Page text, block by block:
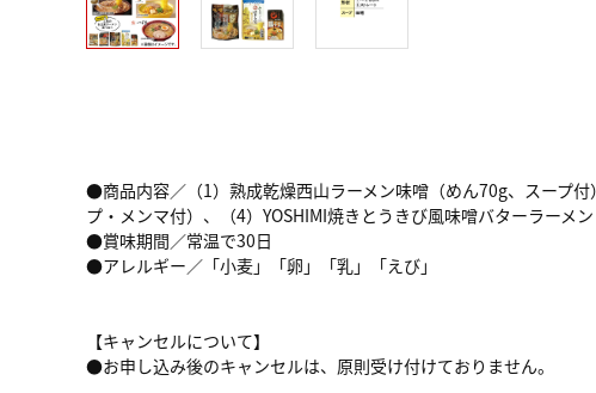
●商品内容／（1）熟成乾燥西山ラーメン味噌（めん70g、スープ
プ・メンマ付）、（4）YOSHIMI焼きとうきび風味噌バターラー
●賞味期間／常温で30日
●アレルギー／「小麦」「卵」「乳」「えび」
【キャンセルについて】
●お申し込み後のキャンセルは、原則受け付けておりません。